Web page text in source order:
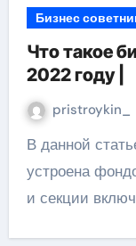
Бизнес
Что такое
2022 году |
pristroykin_
В данной статье мы поговорим о том, как
устроена
и секции